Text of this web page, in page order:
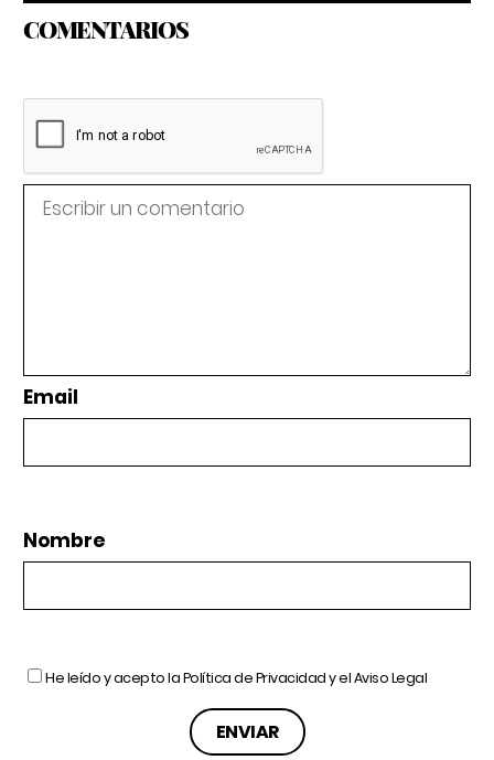
COMENTARIOS
Email
Nombre
He leído y acepto laPolítica de Privacidady elAviso Legal